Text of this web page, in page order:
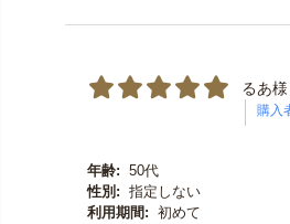
るあ様
年齢: 50代
性別: 指定しない
利用期間: 初めて